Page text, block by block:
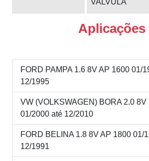
Aplicações
FORD PAMPA 1.6 8V AP 1600 01/
12/1995
VW (VOLKSWAGEN) BORA 2.0 8V
01/2000 até 12/2010
FORD BELINA 1.8 8V AP 1800 01/
12/1991